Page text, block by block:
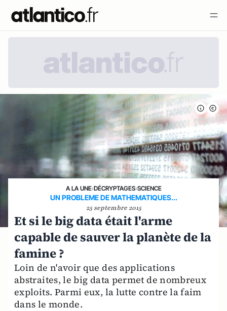
A LA UNE›DÉCRYPTAGES›SCIENCE
UN PROBLEME DE MATHEMATIQUES...
25 septembre 2015
Et si le big data était l'arme
capable de sauver la planète de la
famine ?
Loin de n'avoir que des applications
abstraites, le big data permet de nombreux
exploits. Parmi eux, la lutte contre la faim
dans le monde.